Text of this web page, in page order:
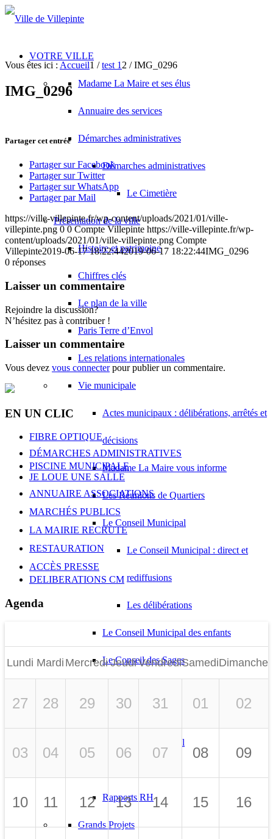
VOTRE VILLE
Madame La Maire et ses élus
Annuaire des services
Démarches administratives
Démarches administratives
Le Cimetière
Présentation de la ville
Histoire et patrimoine
Chiffres clés
Le plan de la ville
Paris Terre d’Envol
Les relations internationales
Vie municipale
Actes municipaux : délibérations, arrêtés et
décisions
Madame La Maire vous informe
Les Réunions de Quartiers
Le Conseil Municipal
Le Conseil Municipal : direct et
rediffusions
Les délibérations
Le Conseil Municipal des enfants
Le Conseil des Sages
Le Budget Municipal
Rapports RH
Grands Projets
Vous êtes ici : Accueil1 / test 1 2 / IMG_0296
IMG_0296
Partager cet entrée
Partager sur Facebook
Partager sur Twitter
Partager sur WhatsApp
Partager par Mail
https://ville-villepinte.fr/wp-content/uploads/2021/01/ville-
villepinte.png 0 0 Compte Villepinte https://ville-villepinte.fr/wp-
content/uploads/2021/01/ville-villepinte.png Compte
Villepinte2019-06-17 18:22:442019-06-17 18:22:44IMG_0296
0 réponses
Laisser un commentaire
Rejoindre la discussion?
N’hésitez pas à contribuer !
Laisser un commentaire
Vous devez vous connecterpour publier un commentaire.
EN UN CLIC
FIBRE OPTIQUE
DÉMARCHES ADMINISTRATIVES
PISCINE MUNICIPALE
JE LOUE UNE SALLE
ANNUAIRE ASSOCIATIONS
MARCHÉS PUBLICS
LA MAIRIE RECRUTE
RESTAURATION
ACCÈS PRESSE
DELIBERATIONS CM
Agenda
Lundi Mardi MercrediJeudiVendrediSamediDimanche
27 28 29 30 31 01 02
03 04 05 06 07 08 09
10 11 12 13 14 15 16